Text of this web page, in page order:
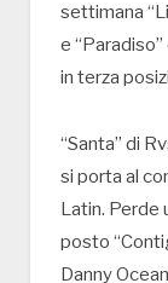
settimana
e
in terza
“Santa” di
si porta al
Latin. Perde
posto
Danny